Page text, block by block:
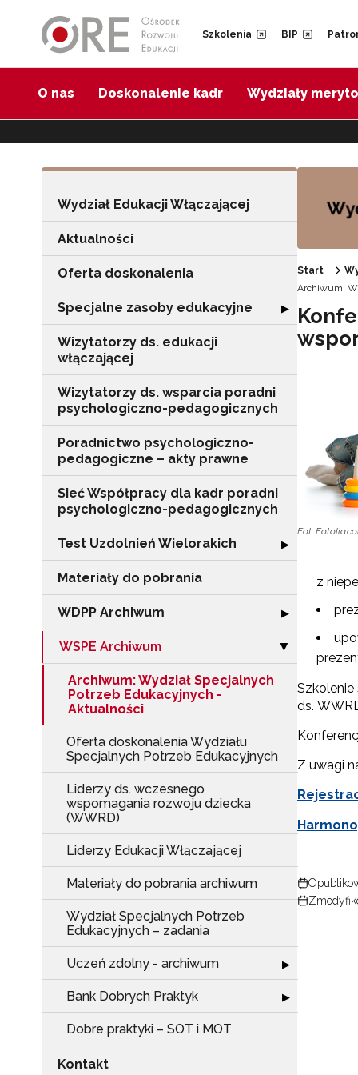
Szkolenia BIP
O nas Doskonalenie kadr Wydziały
Wydział Edukacji Włączającej
Aktualności
Oferta doskonalenia
Specjalne zasoby edukacyjne Rozwiń sekcję
▶
Wizytatorzy ds. edukacji
włączającej
Wizytatorzy ds. wsparcia poradni
psychologiczno-pedagogicznych
Poradnictwo psychologiczno-
pedagogiczne – akty prawne
Sieć Współpracy dla kadr poradni
psychologiczno-pedagogicznych
Test Uzdolnień Wielorakich Rozwiń sekcję
▶
Materiały do pobrania
WDPP Archiwum Rozwiń sekcję
▶
WSPE Archiwum Zwiń sekcję
▶
Archiwum: Wydział Specjalnych
Potrzeb Edukacyjnych -
Aktualności
Oferta doskonalenia Wydziału
Specjalnych Potrzeb Edukacyjnych
Liderzy ds. wczesnego
wspomagania rozwoju dziecka
(WWRD)
Liderzy Edukacji Włączającej
Materiały do pobrania archiwum
Wydział Specjalnych Potrzeb
Edukacyjnych – zadania
Uczeń zdolny - archiwum Rozwiń sekcję
▶
Bank Dobrych Praktyk Rozwiń sekcję
▶
Dobre praktyki – SOT i MOT
Kontakt
Start
Archiwum:
Fot.
z
ds.
Z uwagi